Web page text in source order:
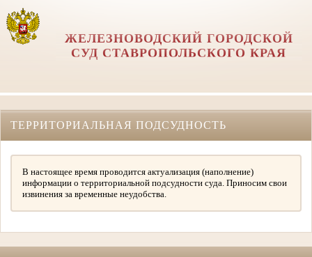
ЖЕЛЕЗНОВОДСКИЙ ГОРОДСКОЙ
СУД СТАВРОПОЛЬСКОГО КРАЯ
ТЕРРИТОРИАЛЬНАЯ ПОДСУДНОСТЬ
В настоящее время проводится актуализация (наполнение)
информации о территориальной подсудности суда. Приносим свои
извинения за временные неудобства.